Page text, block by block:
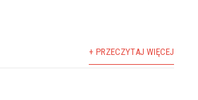
+ PRZECZYTAJ WIĘCEJ